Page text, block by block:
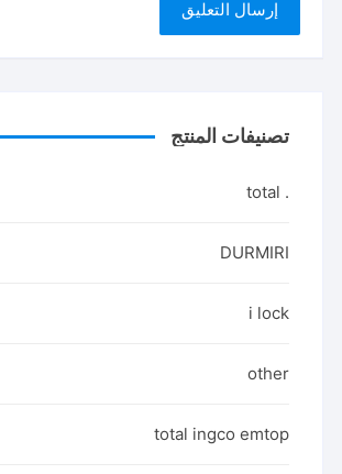
تصنيفات المنتج
. total
DURMIRI
i lock
other
total ingco emtop